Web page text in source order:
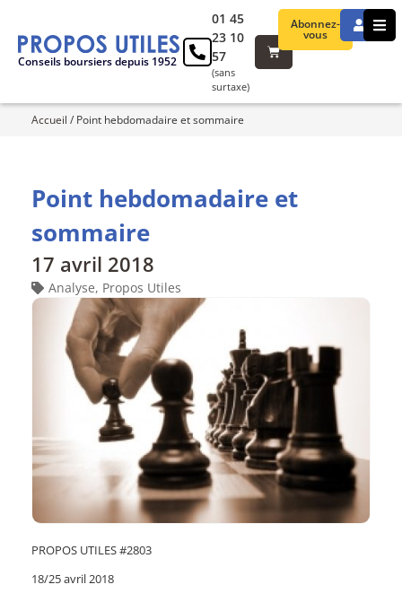
Conseils boursiers depuis 1952
Abonnez-
vous
01 45
23 10
57
(sans
surtaxe)
Accueil / Point hebdomadaire et sommaire
Point hebdomadaire et
sommaire
17 avril 2018
Analyse, Propos Utiles
PROPOS UTILES #2803
18/25 avril 2018